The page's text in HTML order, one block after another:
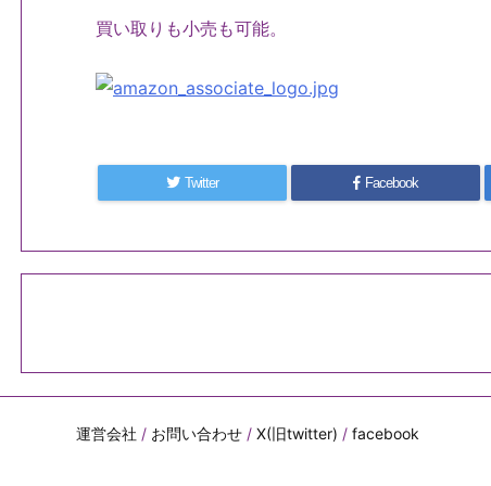
買い取りも小売も可能。
Twitter Facebook
運営会社 / お問い合わせ/ X(旧twitter) / facebook